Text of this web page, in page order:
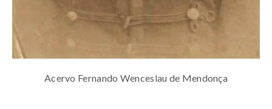
Acervo Fernando Wenceslau de Mendonça